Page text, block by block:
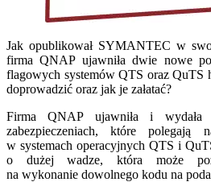
Jak opublikował SYMANTEC w
firma QNAP ujawniła dwie nowe
flagowych systemów QTS oraz QuTS
doprowadzić oraz jak je załatać?
Firma QNAP ujawniła i
zabezpieczeniach, które polegają
w systemach operacyjnych QTS i
o dużej wadze, która może
na wykonanie dowolnego kodu na